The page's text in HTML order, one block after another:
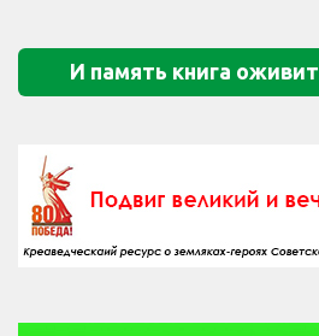
И память книга оживит